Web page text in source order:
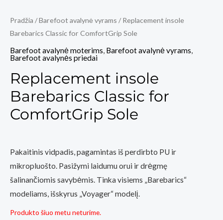
Pradžia /Barefoot avalynė vyrams / Replacement insole
Barebarics Classic for ComfortGrip Sole
Barefoot avalynė moterims, Barefoot avalynė vyrams,
Barefoot avalynės priedai
Replacement insole
Barebarics Classic for
ComfortGrip Sole
Pakaitinis vidpadis, pagamintas iš perdirbto PU ir
mikropluošto. Pasižymi laidumu orui ir drėgmę
šalinančiomis savybėmis. Tinka visiems „Barebarics“
modeliams, išskyrus „Voyager“ modelį.
Produkto šiuo metu neturime.